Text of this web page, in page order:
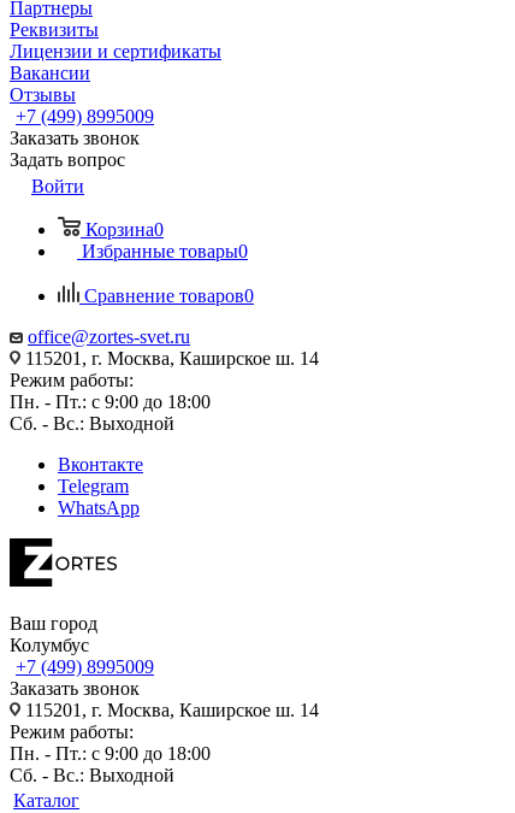
Партнеры
Реквизиты
Лицензии и сертификаты
Вакансии
Отзывы
+7 (499) 8995009
Заказать звонок
Задать вопрос
Войти
Корзина0
Избранные товары0
Сравнение товаров0
office@zortes-svet.ru
115201, г. Москва, Каширское ш. 14
Режим работы:
Пн. - Пт.: с 9:00 до 18:00
Сб. - Вс.: Выходной
Вконтакте
Telegram
WhatsApp
Ваш город
Колумбус
+7 (499) 8995009
Заказать звонок
115201, г. Москва, Каширское ш. 14
Режим работы:
Пн. - Пт.: с 9:00 до 18:00
Сб. - Вс.: Выходной
Каталог